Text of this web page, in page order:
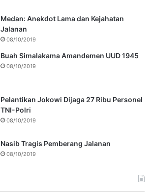
Medan: Anekdot Lama dan Kejahatan
Jalanan
08/10/2019
Buah Simalakama Amandemen UUD 1945
08/10/2019
Pelantikan Jokowi Dijaga 27 Ribu Personel
TNI-Polri
08/10/2019
Nasib Tragis Pemberang Jalanan
08/10/2019